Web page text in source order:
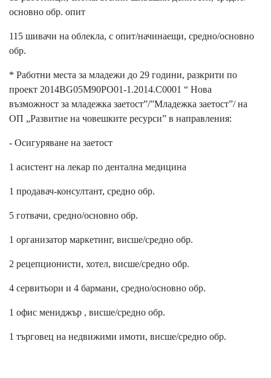
основно обр. опит
115 шивачи на облекла, с опит/начинаещи, средно/основно
обр.
* Работни места за младежи до 29 години, разкрити по
проект 2014BG05M90PO01-1.2014.C0001 “ Нова
възможност за младежка заетост”/”Младежка заетост”/ на
ОП „Развитие на човешките ресурси” в направления:
- Осигуряване на заетост
1 асистент на лекар по дентална медицина
1 продавач-консултант, средно обр.
5 готвачи, средно/основно обр.
1 организатор маркетинг, висше/средно обр.
2 рецепционисти, хотел, висше/средно обр.
4 сервитьори и 4 бармани, средно/основно обр.
1 офис мениджър , висше/средно обр.
1 търговец на недвижими имоти, висше/средно обр.